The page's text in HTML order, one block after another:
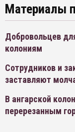
Материалы
Добровольцев
колониям
Сотрудников и
заставляют
В ангарской
перерезанным